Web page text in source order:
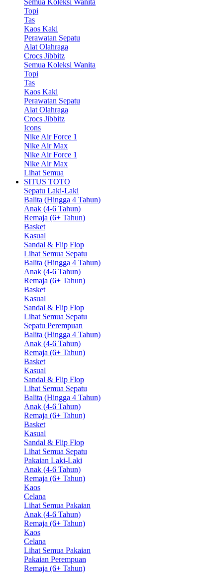
Topi
Tas
Kaos Kaki
Perawatan Sepatu
Alat Olahraga
Crocs Jibbitz
Semua Koleksi Wanita
Topi
Tas
Kaos Kaki
Perawatan Sepatu
Alat Olahraga
Crocs Jibbitz
Icons
Nike Air Force 1
Nike Air Max
Nike Air Force 1
Nike Air Max
Lihat Semua
SITUS TOTO
Sepatu Laki-Laki
Balita (Hingga 4 Tahun)
Anak (4-6 Tahun)
Remaja (6+ Tahun)
Basket
Kasual
Sandal & Flip Flop
Lihat Semua Sepatu
Balita (Hingga 4 Tahun)
Anak (4-6 Tahun)
Remaja (6+ Tahun)
Basket
Kasual
Sandal & Flip Flop
Lihat Semua Sepatu
Sepatu Perempuan
Balita (Hingga 4 Tahun)
Anak (4-6 Tahun)
Remaja (6+ Tahun)
Basket
Kasual
Sandal & Flip Flop
Lihat Semua Sepatu
Balita (Hingga 4 Tahun)
Anak (4-6 Tahun)
Remaja (6+ Tahun)
Basket
Kasual
Sandal & Flip Flop
Lihat Semua Sepatu
Pakaian Laki-Laki
Anak (4-6 Tahun)
Remaja (6+ Tahun)
Kaos
Celana
Lihat Semua Pakaian
Anak (4-6 Tahun)
Remaja (6+ Tahun)
Kaos
Celana
Lihat Semua Pakaian
Pakaian Perempuan
Remaja (6+ Tahun)